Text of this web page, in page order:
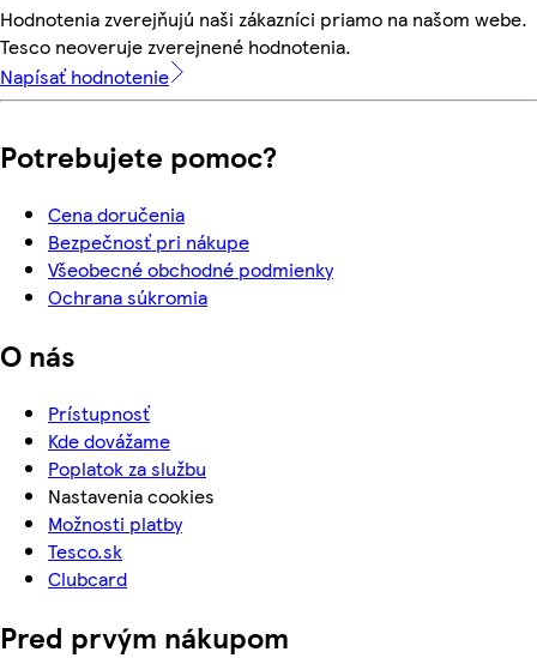
Hodnotenia zverejňujú naši zákazníci priamo na našom webe.
Tesco neoveruje zverejnené hodnotenia.
Napísať hodnotenie
Potrebujete pomoc?
Cena doručenia
Bezpečnosť pri nákupe
Všeobecné obchodné podmienky
Ochrana súkromia
O nás
Prístupnosť
Kde dovážame
Poplatok za službu
Nastavenia cookies
Možnosti platby
Tesco.sk
Clubcard
Pred prvým nákupom